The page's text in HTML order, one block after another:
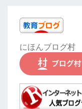
にほんブログ村